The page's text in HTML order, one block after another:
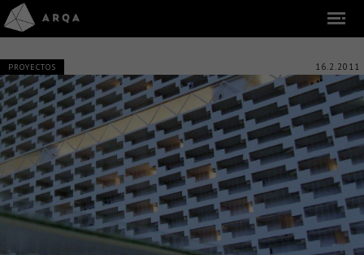
PROYECTOS 16.2.2011